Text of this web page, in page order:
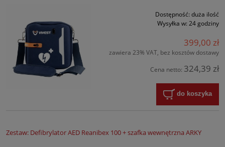
Dostępność: duża ilość
Wysyłka w: 24 godziny
399,00 zł
zawiera 23% VAT, bez kosztów dostawy
Cena netto: 324,39 zł
do koszyka
Zestaw: Defibrylator AED Reanibex 100 + szafka wewnętrzna ARKY